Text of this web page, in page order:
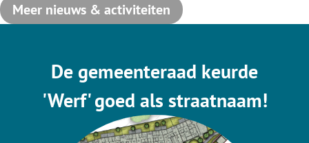
Meer nieuws & activiteiten
De gemeenteraad keurde
'Werf' goed als straatnaam!